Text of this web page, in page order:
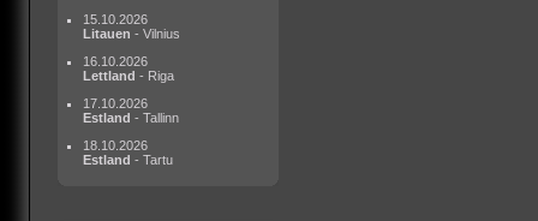
15.10.2026
Litauen - Vilnius
16.10.2026
Lettland - Riga
17.10.2026
Estland - Tallinn
18.10.2026
Estland - Tartu